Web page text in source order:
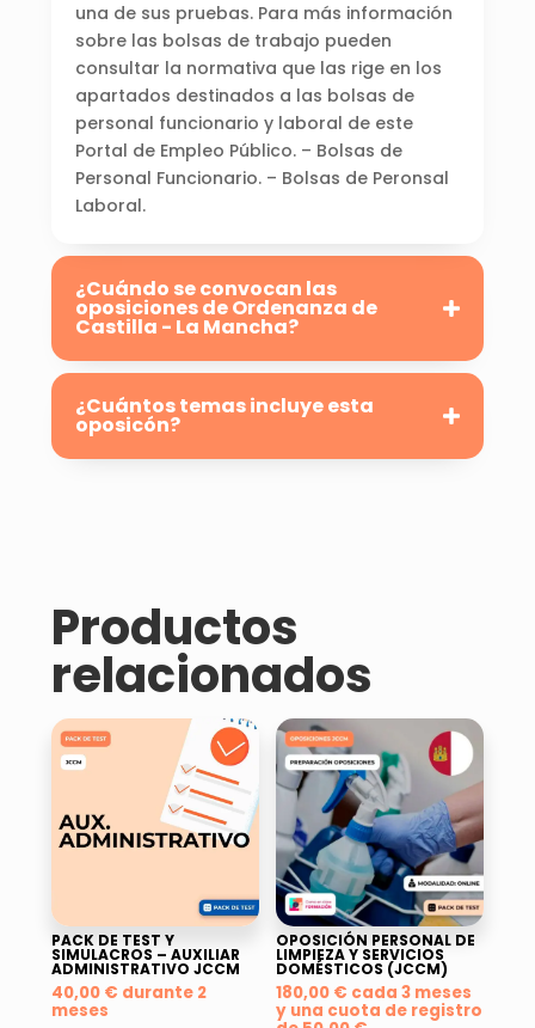
una de sus pruebas. Para más información
sobre las bolsas de trabajo pueden
consultar la normativa que las rige en los
apartados destinados a las bolsas de
personal funcionario y laboral de este
Portal de Empleo Público. – Bolsas de
Personal Funcionario. – Bolsas de Peronsal
Laboral.
¿Cuándo se convocan las
oposiciones de Ordenanza de
Castilla - La Mancha?
¿Cuántos temas incluye esta
oposicón?
Productos
relacionados
PACK DE TEST Y
SIMULACROS – AUXILIAR
ADMINISTRATIVO JCCM
40,00 € durante 2
meses
OPOSICIÓN PERSONAL DE
LIMPIEZA Y SERVICIOS
DOMÉSTICOS (JCCM)
180,00 € cada 3 meses
y una cuota de registro